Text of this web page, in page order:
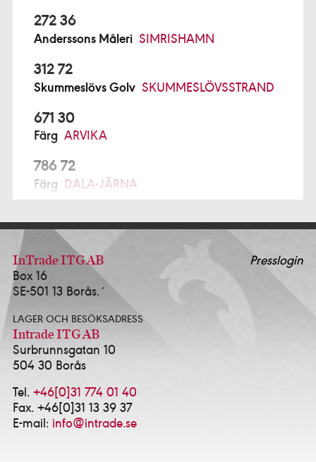
272 36
Anderssons Måleri SIMRISHAMN
312 72
Skummeslövs Golv SKUMMESLÖVSSTRAND
671 30
Färg ARVIKA
786 72
Färg DALA-JÄRNA
Prochroma AB Alcro Studio FALUN
ALFTA
Ekmans Hem & Färg
ALINGSÅS
K-Försäljning AB - Alcro Färg & Tapet Alingsås
0322-10114
Happy Homes / Färgtrend Alingsås AB
17381
Idé & Design Alingsås AB
ALVESTA
InTrade ITG AB
Box 16
SE-501 13 Borås.´
LAGER OCH BESÖKSADRESS
Intrade ITG AB
Surbrunnsgatan 10
504 30 Borås
Tel. +46[0]31 774 01 40
Fax. +46[0]31 13 39 37
E-mail: info@intrade.se
Presslogin